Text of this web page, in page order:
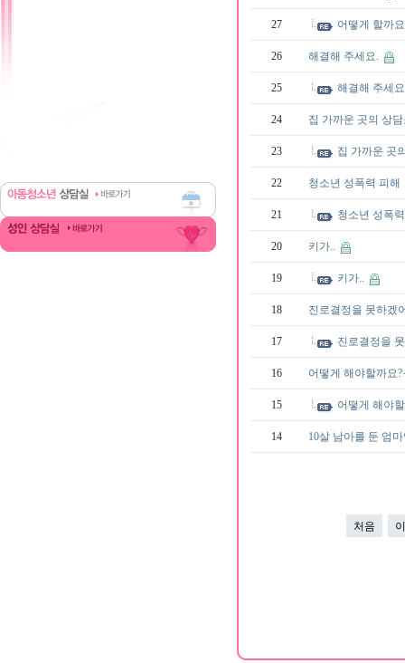
27 어떻게 할까
26 해결해 주세요.
25 해결해 주세
24 집 가까운 곳의 상
23 집 가까운 곳
22 청소년 성폭력 피해
21 청소년 성폭
20 키가..
19 키가..
18 진로결정을 못하겠
17 진로결정을
16 어떻게 해야할까요
15 어떻게 해야
14 10살 남아를 둔 엄
처음